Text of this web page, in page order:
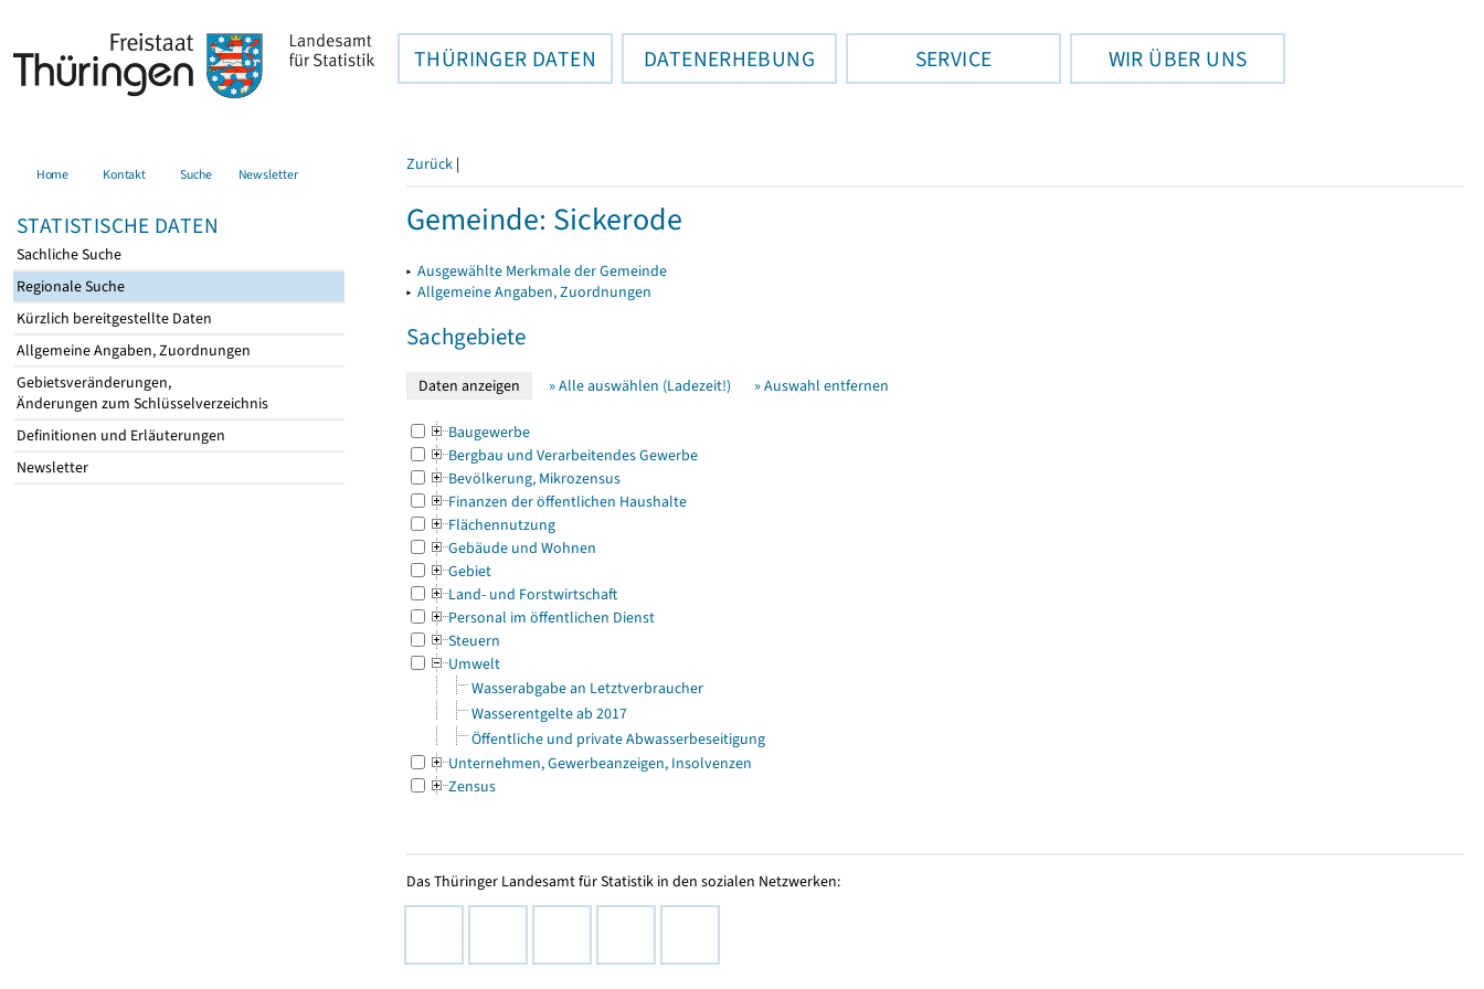
THÜRINGER DATEN DATENERHEBUNG SERVICE WIR ÜBER UNS
Home Kontakt Suche Newsletter
STATISTISCHE DATEN
Sachliche Suche
Regionale Suche
Kürzlich bereitgestellte Daten
Allgemeine Angaben, Zuordnungen
Gebietsveränderungen,
Änderungen zum Schlüsselverzeichnis
Definitionen und Erläuterungen
Newsletter
Zurück |
Gemeinde: Sickerode
▸ Ausgewählte Merkmale der Gemeinde
▸ Allgemeine Angaben, Zuordnungen
Sachgebiete
» Alle auswählen (Ladezeit!) » Auswahl entfernen
Baugewerbe
Bergbau und Verarbeitendes Gewerbe
Bevölkerung, Mikrozensus
Finanzen der öffentlichen Haushalte
Flächennutzung
Gebäude und Wohnen
Gebiet
Land- und Forstwirtschaft
Personal im öffentlichen Dienst
Steuern
Umwelt
Wasserabgabe an Letztverbraucher
Wasserentgelte ab 2017
Öffentliche und private Abwasserbeseitigung
Unternehmen, Gewerbeanzeigen, Insolvenzen
Zensus
Das Thüringer Landesamt für Statistik in den sozialen Netzwerken: